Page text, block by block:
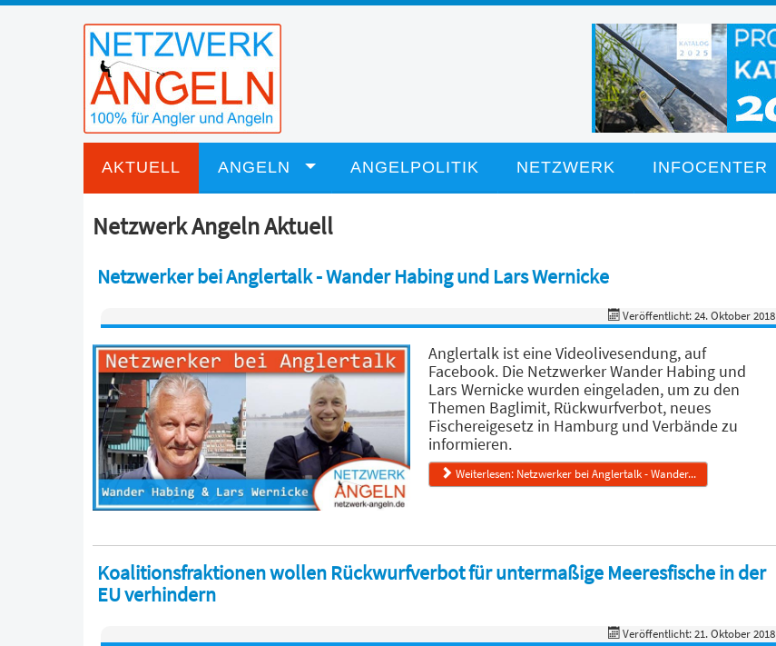
AKTUELL ANGELN ANGELPOLITIK NETZWERK INFOCENTER
Netzwerk Angeln Aktuell
Netzwerker bei Anglertalk - Wander Habing und Lars Wernicke
Veröffentlicht: 24. Oktober 2018
Anglertalk ist eine Videolivesendung, auf
Facebook. Die Netzwerker Wander Habing und
Lars Wernicke wurden eingeladen, um zu den
Themen Baglimit, Rückwurfverbot, neues
Fischereigesetz in Hamburg und Verbände zu
informieren.
Weiterlesen: Netzwerker bei Anglertalk - Wander...
Koalitionsfraktionen wollen Rückwurfverbot für untermaßige Meeresfische in der
EU verhindern
Veröffentlicht: 21. Oktober 2018